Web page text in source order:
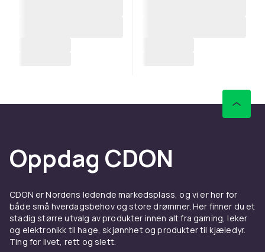
Oppdag CDON
CDON er Nordens ledende markedsplass, og vi er her for
både små hverdagsbehov og store drømmer. Her finner du et
stadig større utvalg av produkter innen alt fra gaming, leker
og elektronikk til hage, skjønnhet og produkter til kjæledyr.
Ting for livet, rett og slett.